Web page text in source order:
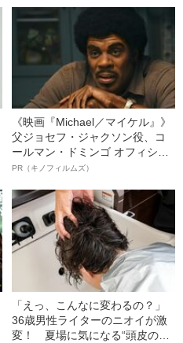
《映画『Michael／マイケル』》
父ジョセフ・ジャクソン役、コ
ールマン・ドミンゴ オフィシャ
ルインタビュー“観客を魅了した
語る”《日本興収70億円突破》
PR（キノフィルムズ）
「えっ、こんなに変わるの？」
36歳男性ライターのニオイが激
変！ 夏場に気になる“頭皮のニ